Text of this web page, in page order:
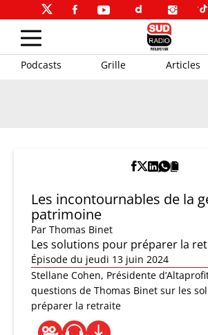
Podcasts Grille Articles
Les incontournables de la
patrimoine
Par Thomas Binet
Les solutions pour préparer la
Épisode du jeudi 13 juin 2024
Stellane Cohen, Présidente
questions de Thomas Binet sur les
préparer la retraite